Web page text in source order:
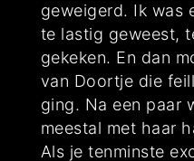
geweigerd. Ik was
te lastig geweest,
gekeken. En dan
van Doortje die
ging. Na een paar
meestal met haar
Als je tenminste